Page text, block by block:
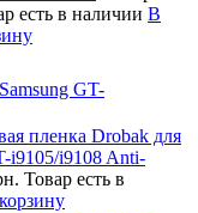
есть в наличии В
GT-
пленка Drobak для
i9105/i9108 Anti-
Товар есть в